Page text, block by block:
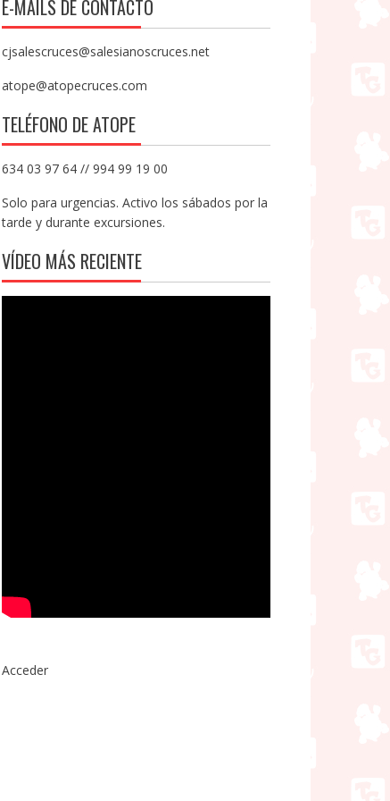
E-MAILS DE CONTACTO
cjsalescruces@salesianoscruces.net
atope@atopecruces.com
TELÉFONO DE ATOPE
634 03 97 64 // 994 99 19 00
Solo para urgencias. Activo los sábados por la
tarde y durante excursiones.
VÍDEO MÁS RECIENTE
Acceder